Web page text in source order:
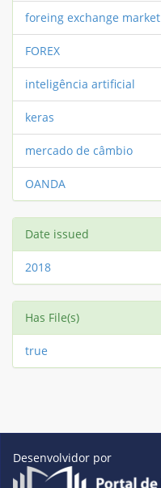
foreing exchange market
FOREX
inteligência artificial
keras
mercado de câmbio
OANDA
Date issued
2018
Has File(s)
true
Desenvolvidor por